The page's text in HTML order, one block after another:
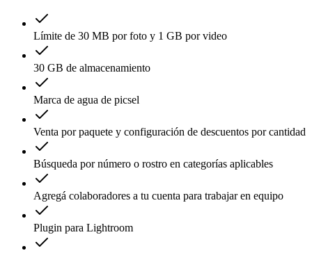
Límite de 30 MB por foto y 1 GB por video
30 GB de almacenamiento
Marca de agua de picsel
Venta por paquete y configuración de descuentos por cantidad
Búsqueda por número o rostro en categorías aplicables
Agregá colaboradores a tu cuenta para trabajar en equipo
Plugin para Lightroom